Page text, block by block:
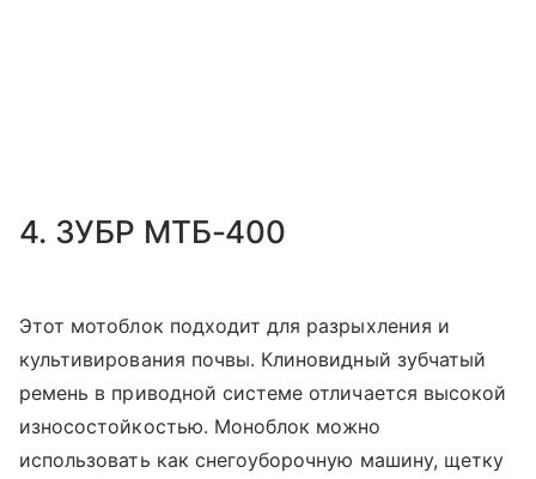
4. ЗУБР МТБ-400
Этот мотоблок подходит для разрыхления и
культивирования почвы. Клиновидный зубчатый
ремень в приводной системе отличается высокой
износостойкостью. Моноблок можно
использовать как снегоуборочную машину, щетку